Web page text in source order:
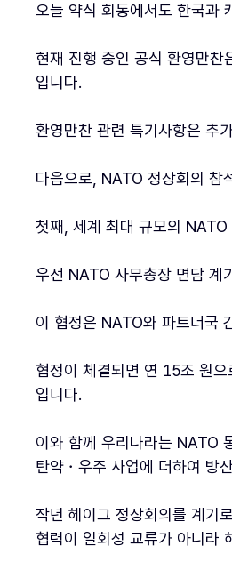
오늘 약식 회동에서도 한국과
현재 진행 중인 공식 환영만
입니다.
환영만찬 관련 특기사항은 추
다음으로, NATO 정상회의 참
첫째, 세계 최대 규모의
우선 NATO 사무총장 면담 계
이 협정은 NATO와 파트너국
협정이 체결되면 연 15조 원
입니다.
이와 함께 우리나라는 NATO
탄약・우주 사업에 더하여 방
작년 헤이그 정상회의를 계기
협력이 일회성 교류가 아니라